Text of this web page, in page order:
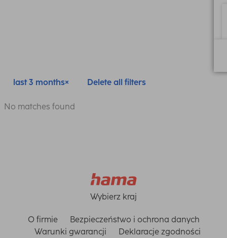
last 3 months Delete all filters
No matches found
Wybierz kraj
O firmie
Bezpieczeństwo i ochrona danych
Warunki gwarancji
Deklaracje zgodności